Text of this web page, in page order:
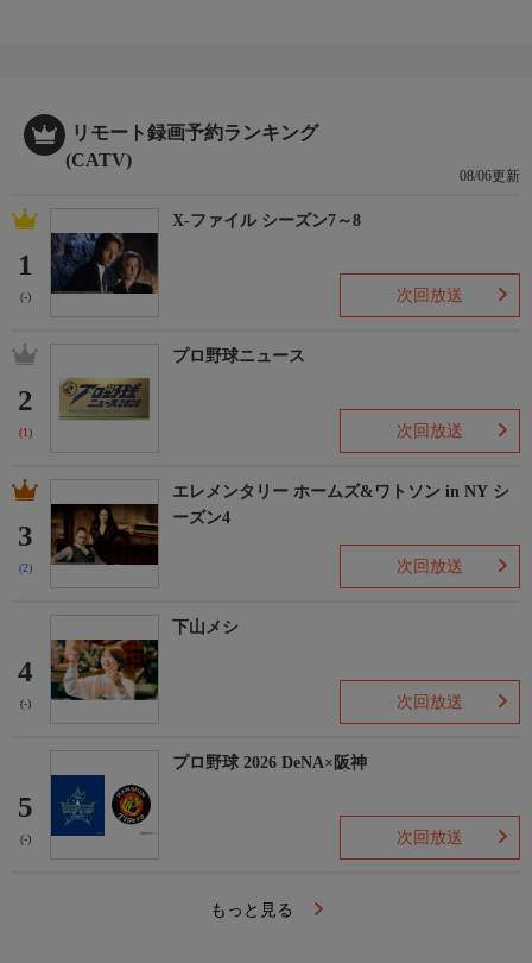
リモート録画予約ランキング
(CATV)
08/06更新
1
(-)
X-ファイル シーズン7～8
次回放送
2
(1)
プロ野球ニュース
次回放送
3
(2)
エレメンタリー ホームズ&ワトソン in NY シ
ーズン4
次回放送
4
(-)
下山メシ
次回放送
5
(-)
プロ野球 2026 DeNA×阪神
次回放送
もっと見る